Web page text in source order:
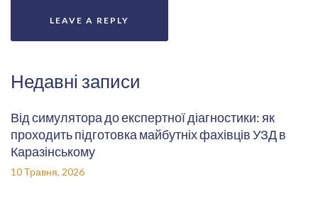
Недавні записи
Від симулятора до експертної діагностики: як
проходить підготовка майбутніх фахівців УЗД в
Каразінському
10 Травня, 2026